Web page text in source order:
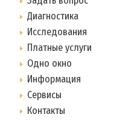
Диагностика
Исследования
Платные услуги
Одно окно
Информация
Сервисы
Контакты